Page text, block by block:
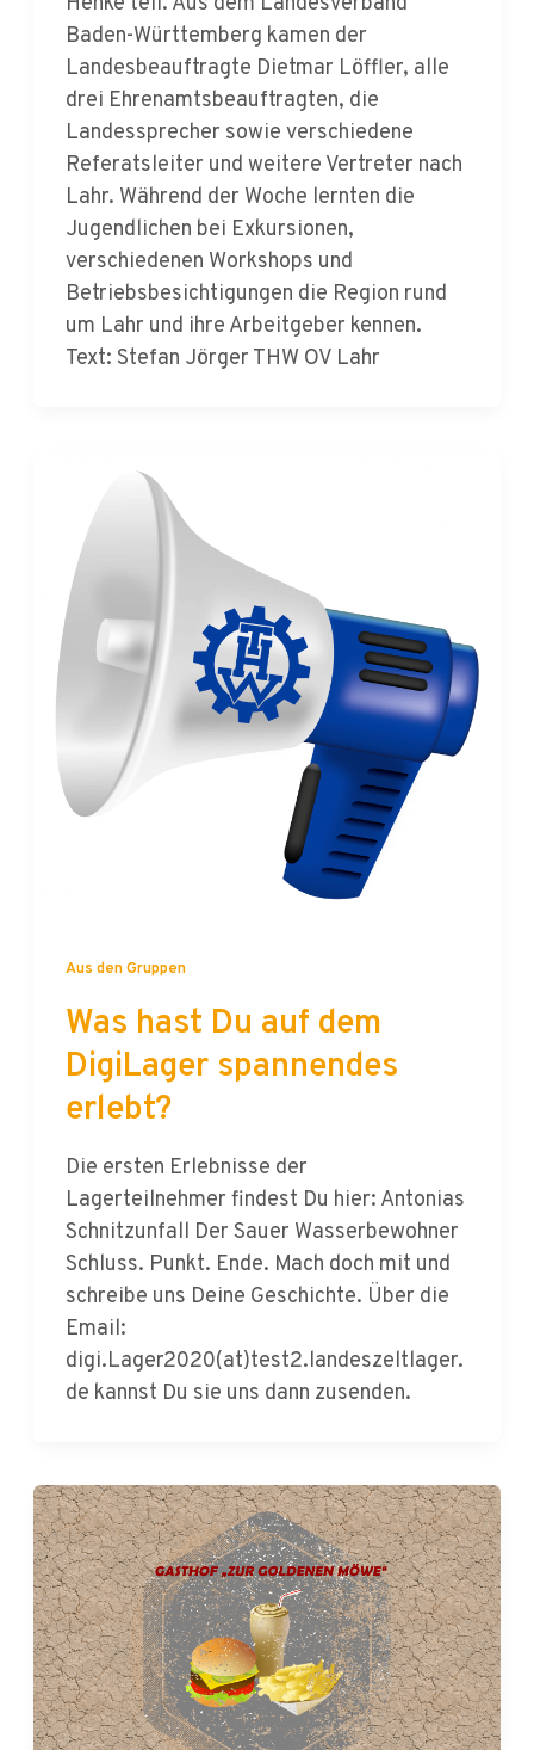
Landesbeauftragte Dietmar Löffler, alle
drei Ehrenamtsbeauftragten, die
Landessprecher sowie verschiedene
Referatsleiter und weitere Vertreter nach
Lahr. Während der Woche lernten die
Jugendlichen bei Exkursionen,
verschiedenen Workshops und
Betriebsbesichtigungen die Region rund
um Lahr und ihre Arbeitgeber kennen.
Text: Stefan Jörger THW OV Lahr
Was hast Du auf dem
DigiLager spannendes
erlebt?
Die ersten Erlebnisse der
Schnitzunfall Der Sauer Wasserbewohner
Schluss. Punkt. Ende. Mach doch mit und
schreibe uns Deine Geschichte. Über die
Email:
digi.Lager2020(at)test2.landeszeltlager.
de kannst Du sie uns dann zusenden.